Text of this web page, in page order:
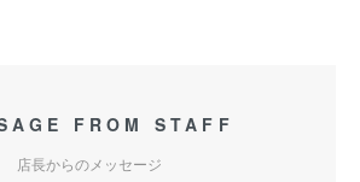
FROM STAFF
店長からのメッセージ